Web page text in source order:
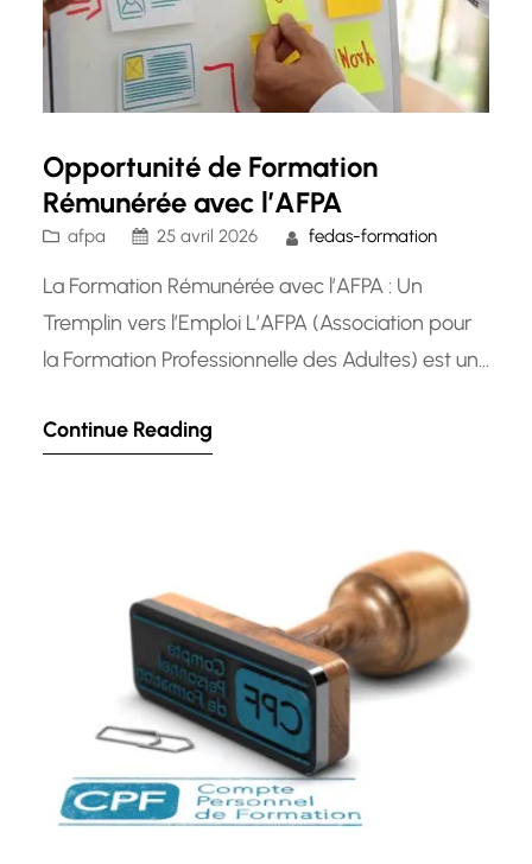
Opportunité de Formation
Rémunérée avec l’AFPA
afpa 25 avril 2026 fedas-formation
La Formation Rémunérée avec l’AFPA : Un
Tremplin vers l’Emploi L’AFPA (Association pour
la Formation Professionnelle des Adultes) est un
professionnelle en France. Avec son offre de
aux salariés en reconversion professionnelle de
Continue Reading